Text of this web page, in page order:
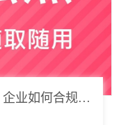
弘齐法点｜超龄用工新规出台，企业如何合规用工